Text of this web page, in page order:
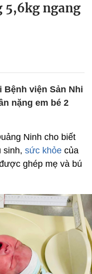
5,6kg ngang
viện Sản Nhi
nặng em bé 2
Ninh cho biết
sinh, sức khỏe của
ghép mẹ và bú